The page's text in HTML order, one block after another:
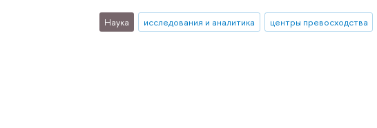
Наука исследования и аналитика центры превосходства